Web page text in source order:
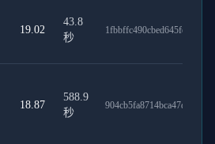
19.02
43.8
秒
1fbbffc490cbed645fe7
18.87
588.9
秒
904cb5fa8714bca47ded